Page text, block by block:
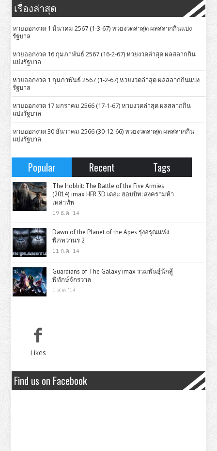
เรื่องล่าสุด
หวยออกงวด 1 มีนาคม 2567 (1-3-67) หวยงวดล่าสุด ผลสลากกินแบ่ง
รัฐบาล
หวยออกงวด 16 กุมภาพันธ์ 2567 (16-2-67) หวยงวดล่าสุด ผลสลากกิน
แบ่งรัฐบาล
หวยออกงวด 1 กุมภาพันธ์ 2567 (1-2-67) หวยงวดล่าสุด ผลสลากกินแบ่ง
รัฐบาล
หวยออกงวด 17 มกราคม 2566 (17-1-67) หวยงวดล่าสุด ผลสลากกิน
แบ่งรัฐบาล
หวยออกงวด 30 ธันวาคม 2566 (30-12-66) หวยงวดล่าสุด ผลสลากกิน
แบ่งรัฐบาล
Popular Recent Tags
The Hobbit: The Battle of the Five Armies
(2014) imax HFR 3D เดอะ ฮอบบิท: สงครามห้า
เหล่าทัพ
19 ธ.ค. '14
Dawn of the Planet of the Apes รุ่งอรุณแห่ง
พิภพวานร 2
11 ก.ค. '14
Guardians of The Galaxy imax รวมพันธุ์นักสู้
พิทักษ์จักรวาล
1 ส.ค. '14
Likes
Find us on Facebook